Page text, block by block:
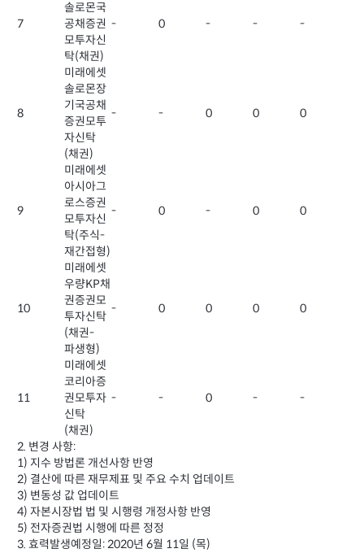
7
솔로몬국
공채증권
모투자신
탁(채권)
- 0 - - -
8
미래에셋
솔로몬장
기국공채
증권모투
자신탁
(채권)
- - 0 0 0
9
미래에셋
아시아그
로스증권
모투자신
탁(주식-
재간접형)
- 0 - 0 0
10
미래에셋
우량KP채
권증권모
투자신탁
(채권-
파생형)
- 0 0 0 0
11
미래에셋
코리아증
권모투자
신탁
(채권)
- - 0 - -
2. 변경 사항:
1) 지수 방법론 개선사항 반영
2) 결산에 따른 재무제표 및 주요 수치 업데이트
3) 변동성 값 업데이트
4) 자본시장법 법 및 시행령 개정사항 반영
5) 전자증권법 시행에 따른 정정
3. 효력발생예정일: 2020년 6월 11일 (목)